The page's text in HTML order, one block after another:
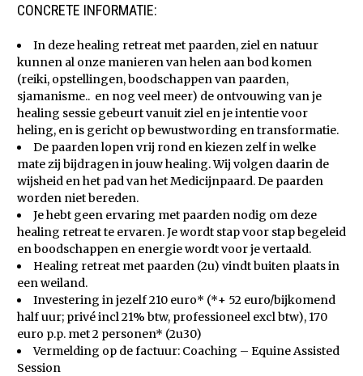
CONCRETE INFORMATIE:
In deze healing retreat met paarden, ziel en natuur
kunnen al onze manieren van helen aan bod komen
(reiki, opstellingen, boodschappen van paarden,
sjamanisme.. en nog veel meer) de ontvouwing van je
healing sessie gebeurt vanuit ziel en je intentie voor
heling, en is gericht op bewustwording en transformatie.
De paarden lopen vrij rond en kiezen zelf in welke
mate zij bijdragen in jouw healing. Wij volgen daarin de
wijsheid en het pad van het Medicijnpaard. De paarden
worden niet bereden.
Je hebt geen ervaring met paarden nodig om deze
healing retreat te ervaren. Je wordt stap voor stap begeleid
en boodschappen en energie wordt voor je vertaald.
Healing retreat met paarden (2u) vindt buiten plaats in
een weiland.
Investering in jezelf210 euro* (*+ 52 euro/bijkomend
half uur; privé incl 21% btw, professioneel excl btw), 170
euro p.p. met 2 personen* (2u30)
Vermelding op de factuur: Coaching – Equine Assisted
Session